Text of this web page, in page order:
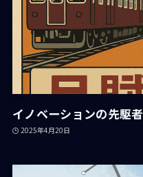
イノベーションの先駆
2025年4月20日